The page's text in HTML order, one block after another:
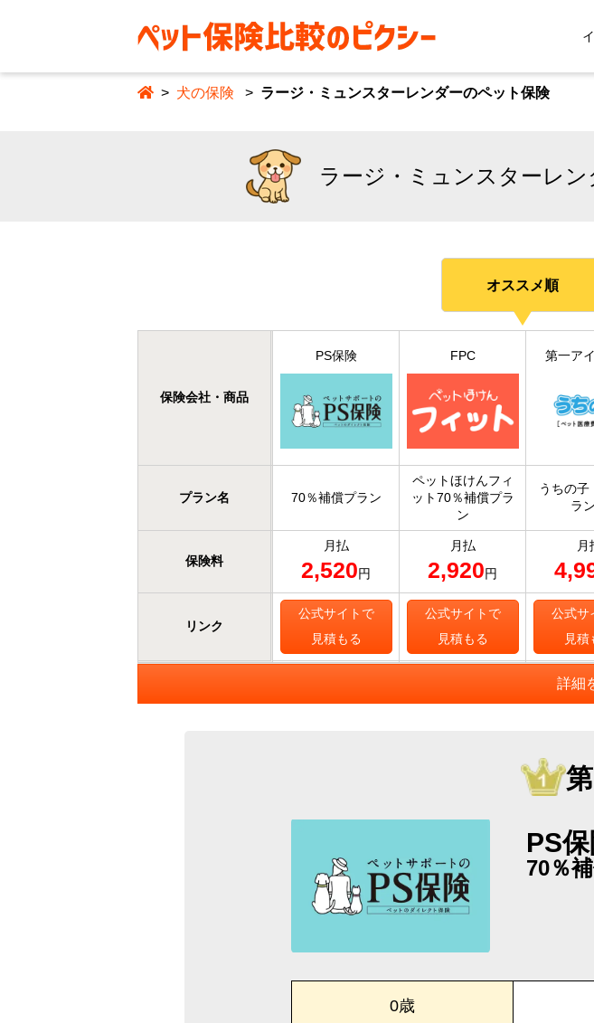
犬の保険 ラージ・ミュンスターレンダーのペット保険
ラージ・ミュンスターレ
オススメ順
保険会社・商品
PS保険 FPC 第一ア
プラン名 70％補償プラン
ペットほけんフィ
ット70％補償プラ
ン
うちの子
ラン
保険料
月払
2,520円
月払
2,920円
月
リンク
公式サイトで
見積もる
公式サイトで
見積もる
公式サ
見積
詳細
PS
70％
0歳